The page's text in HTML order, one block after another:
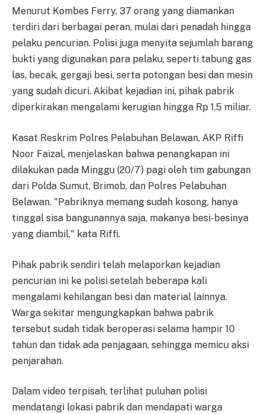
Menurut Kombes Ferry, 37 orang yang diamankan
terdiri dari berbagai peran, mulai dari penadah hingga
pelaku pencurian. Polisi juga menyita sejumlah barang
bukti yang digunakan para pelaku, seperti tabung gas
las, becak, gergaji besi, serta potongan besi dan mesin
yang sudah dicuri. Akibat kejadian ini, pihak pabrik
diperkirakan mengalami kerugian hingga Rp 1,5 miliar.
Kasat Reskrim Polres Pelabuhan Belawan, AKP Riffi
Noor Faizal, menjelaskan bahwa penangkapan ini
dilakukan pada Minggu (20/7) pagi oleh tim gabungan
dari Polda Sumut, Brimob, dan Polres Pelabuhan
Belawan. "Pabriknya memang sudah kosong, hanya
tinggal sisa bangunannya saja, makanya besi-besinya
yang diambil," kata Riffi.
Pihak pabrik sendiri telah melaporkan kejadian
pencurian ini ke polisi setelah beberapa kali
mengalami kehilangan besi dan material lainnya.
Warga sekitar mengungkapkan bahwa pabrik
tersebut sudah tidak beroperasi selama hampir 10
tahun dan tidak ada penjagaan, sehingga memicu aksi
penjarahan.
Dalam video terpisah, terlihat puluhan polisi
mendatangi lokasi pabrik dan mendapati warga